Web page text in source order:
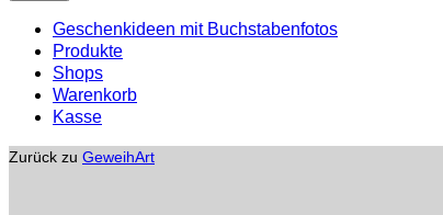
Geschenkideen mit Buchstabenfotos
Produkte
Shops
Warenkorb
Kasse
Zurück zu GeweihArt